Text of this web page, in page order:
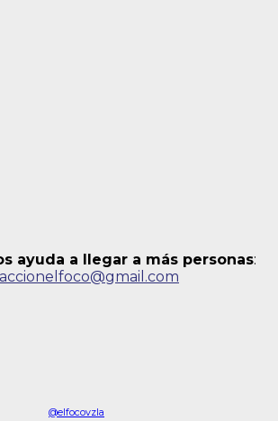
ayuda a llegar a más personas:
@elfocovzla